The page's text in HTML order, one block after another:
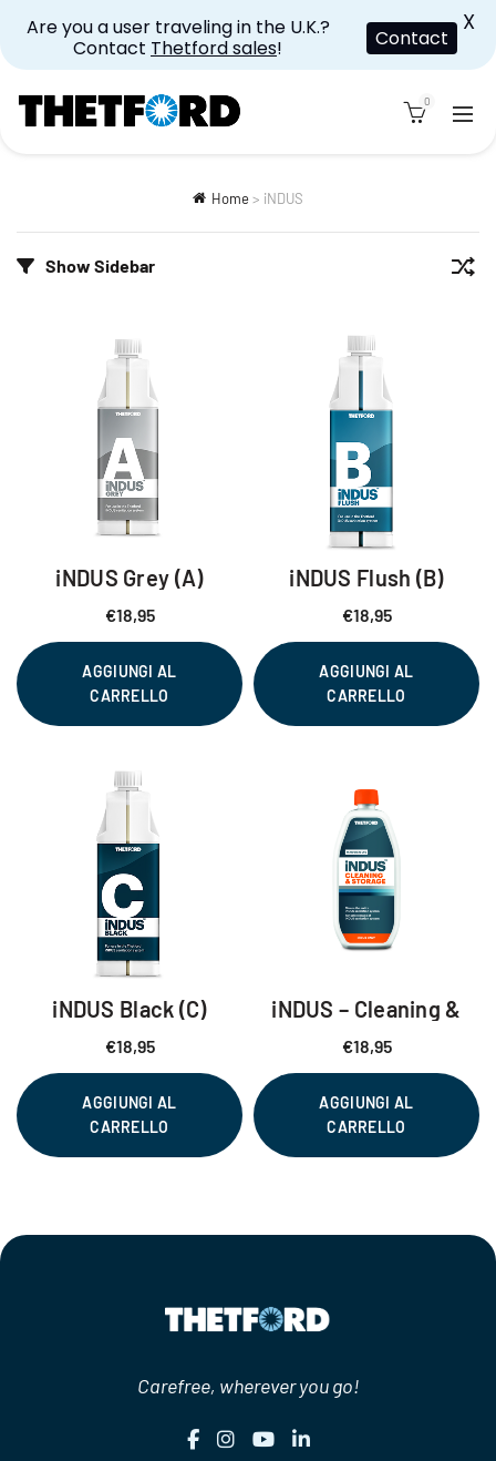
0
Home> iNDUS
Show Sidebar
iNDUS Grey (A)
€18,95
AGGIUNGI AL
CARRELLO
iNDUS Flush (B)
€18,95
AGGIUNGI AL
CARRELLO
iNDUS Black (C)
€18,95
AGGIUNGI AL
CARRELLO
iNDUS – Cleaning &
€18,95
AGGIUNGI AL
CARRELLO
Carefree, wherever you go!
Are you a user traveling in the U.K.?
Contact Thetford sales! Contact
X